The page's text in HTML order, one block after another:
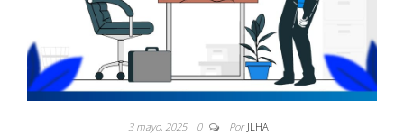
3 mayo, 2025 0 Por JLHA